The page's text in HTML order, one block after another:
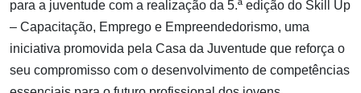
para a juventude com a realização da 5.ª edição do Skill Up
– Capacitação, Emprego e Empreendedorismo, uma
iniciativa promovida pela Casa da Juventude que reforça o
seu compromisso com o desenvolvimento de competências